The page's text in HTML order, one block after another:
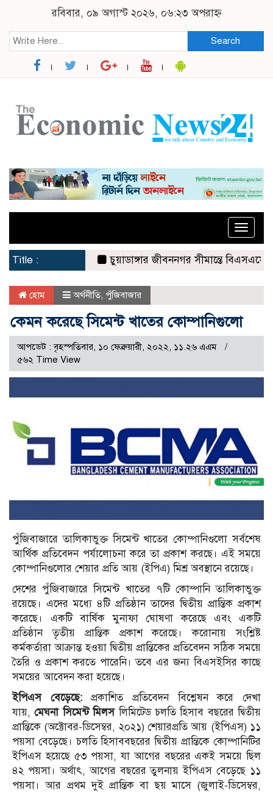
রবিবার, ০৯ অগাস্ট ২০২৬, ০৬:২৩ অপরাহ্ন
Search
Toggle
Title :
চুয়াডাঙ্গার জীবননগর সীমান্তে বিএসএফের ৩
হোম অর্থনীতি পুঁজিবাজার
কেমন করেছে সিমেন্ট খাতের কোম্পানিগুলো
আপডেট : বৃহস্পতিবার, ১০ ফেব্রুয়ারী, ২০২২, ১১.২৬ এএম
৫৬২ Time View
পুঁজিবাজারে তালিকাভুক্ত সিমেন্ট খাতের কোম্পানিগুলো সর্বশেষ
আর্থিক প্রতিবেদন পর্যালোচনা করে তা প্রকাশ করছে। এই সময়ে
কোম্পানিগুলোর শেয়ার প্রতি আয় (ইপিএ) মিশ্র অবস্থানে রয়েছে।
দেশের পুঁজিবাজারে সিমেন্ট খাতের ৭টি কোম্পানি তালিকাভুক্ত
রয়েছে। এদের মধ্যে ৪টি প্রতিষ্ঠান তাদের দ্বিতীয় প্রান্তিক প্রকাশ
করেছে। একটি বার্ষিক মুনাফা ঘোষণা করেছে এবং একটি
প্রতিষ্ঠান তৃতীয় প্রান্তিক প্রকাশ করেছে। করোনায় সংশ্লিষ্ট
কর্মকর্তারা আক্রান্ত হওয়া দ্বিতীয় প্রান্তিকের প্রতিবেদন সঠিক সময়ে
তৈরি ও প্রকাশ করতে পারেনি। তবে এর জন্য বিএসইসির কাছে
সময়ের আবেদন করা হয়েছে।
ইপিএস বেড়েছে:প্রকাশিত প্রতিবেদন বিশ্লেষন করে দেখা
যায়,মেঘনা সিমেন্ট মিলসলিমিটেড চলতি হিসাব বছরের দ্বিতীয়
প্রান্তিকে (অক্টোবর-ডিসেম্বর, ২০২১) শেয়ারপ্রতি আয় (ইপিএস) ১১
পয়সা বেড়েছে। চলতি হিসাববছরের দ্বিতীয় প্রান্তিকে কোম্পানিটির
ইপিএস হয়েছে ৫৩ পয়সা, যা আগের বছরের একই সময়ে ছিল
৪২ পয়সা। অর্থাৎ, আগের বছরের তুলনায় ইপিএস বেড়েছে ১১
পয়সা। আর প্রথম দুই প্রান্তিক বা ছয় মাসে (জুলাই-ডিসেম্বর,